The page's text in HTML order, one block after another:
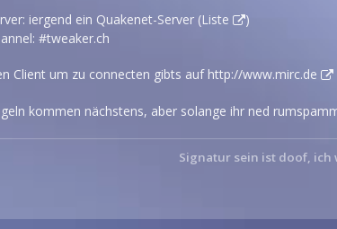
iergend ein Quakenet-Server (Liste
)
#tweaker.ch
Client um zu connecten gibts auf http://www.mirc.de
kommen nächstens, aber solange ihr ned
Signatur sein ist doof, ich